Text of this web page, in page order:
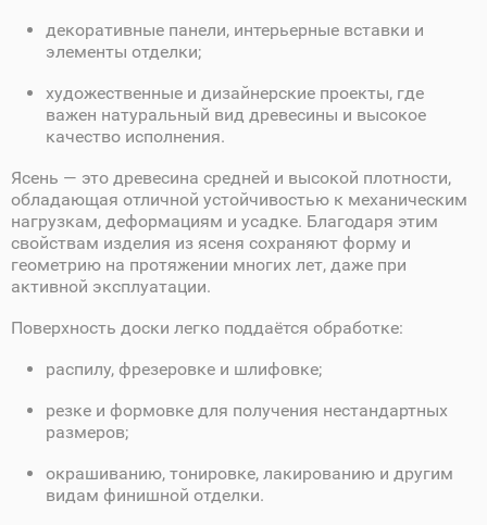
декоративные панели, интерьерные вставки и
элементы отделки;
художественные и дизайнерские проекты, где
важен натуральный вид древесины и высокое
качество исполнения.
Ясень — это древесина средней и высокой плотности,
обладающая отличной устойчивостью к механическим
нагрузкам, деформациям и усадке. Благодаря этим
свойствам изделия из ясеня сохраняют форму и
геометрию на протяжении многих лет, даже при
активной эксплуатации.
Поверхность доски легко поддаётся обработке:
распилу, фрезеровке и шлифовке;
резке и формовке для получения нестандартных
размеров;
окрашиванию, тонировке, лакированию и другим
видам финишной отделки.